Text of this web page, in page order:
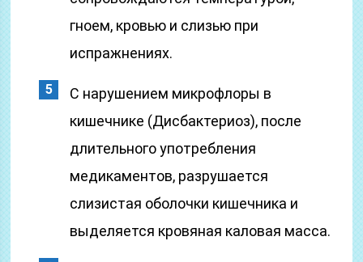
гноем, кровью и слизью при
испражнениях.
С нарушением микрофлоры в
кишечнике (Дисбактериоз), после
длительного употребления
медикаментов, разрушается
слизистая оболочки кишечника и
выделяется кровяная каловая масса.